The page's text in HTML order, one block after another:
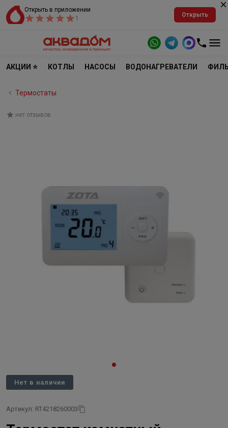
Открыть в приложении
1
Открыть
АКЦИИ ⭐ КОТЛЫ НАСОСЫ ВОДОНАГРЕВАТЕЛИ
Термостаты
нет отзывов
Нет в наличии
Артикул: RT4218260003